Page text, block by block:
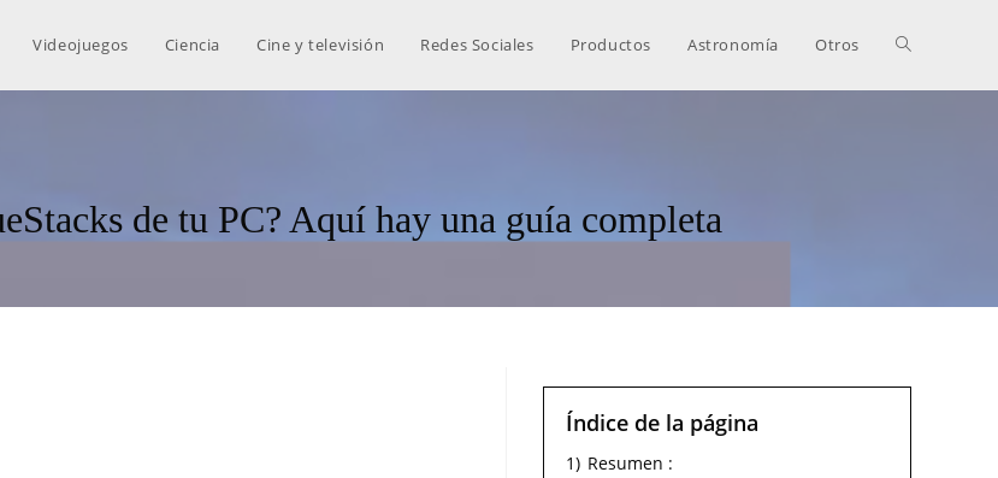
Videojuegos Ciencia Cine y televisión Redes Sociales Productos Astronomía Otros
de tu PC? Aquí hay una guía completa
Índice de la página
1) Resumen :